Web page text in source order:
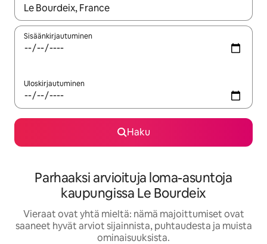
Kun tulokset ovat saatavilla, navigoi ylös- ja alas-
Sisäänkirjautuminen
Uloskirjautuminen
Haku
Parhaaksi arvioituja loma-asuntoja
kaupungissa Le Bourdeix
Vieraat ovat yhtä mieltä: nämä majoittumiset ovat
saaneet hyvät arviot sijainnista, puhtaudesta ja muista
ominaisuuksista.